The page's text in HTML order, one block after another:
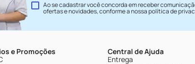
Ao se cadastrar você concorda em receber
ofertas e novidades, conforme a nossapolítica de
e Promoções
Central de Ajuda
Entrega